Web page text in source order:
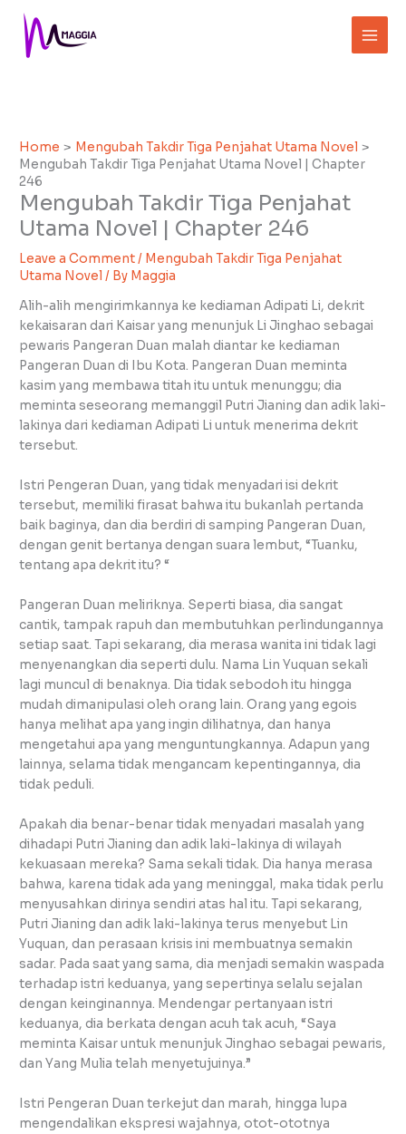
content
Home
Mengubah Takdir Tiga Penjahat Utama Novel
Mengubah Takdir Tiga Penjahat Utama Novel | Chapter
246
Mengubah Takdir Tiga Penjahat
Utama Novel | Chapter 246
Leave a Comment/ Mengubah Takdir Tiga Penjahat
Utama Novel / By Maggia
Alih-alih mengirimkannya ke kediaman Adipati Li, dekrit
kekaisaran dari Kaisar yang menunjuk Li Jinghao sebagai
pewaris Pangeran Duan malah diantar ke kediaman
Pangeran Duan di Ibu Kota. Pangeran Duan meminta
kasim yang membawa titah itu untuk menunggu; dia
meminta seseorang memanggil Putri Jianing dan adik laki-
lakinya dari kediaman Adipati Li untuk menerima dekrit
tersebut.
Istri Pengeran Duan, yang tidak menyadari isi dekrit
tersebut, memiliki firasat bahwa itu bukanlah pertanda
baik baginya, dan dia berdiri di samping Pangeran Duan,
dengan genit bertanya dengan suara lembut, “Tuanku,
tentang apa dekrit itu? “
Pangeran Duan meliriknya. Seperti biasa, dia sangat
cantik, tampak rapuh dan membutuhkan perlindungannya
setiap saat. Tapi sekarang, dia merasa wanita ini tidak lagi
menyenangkan dia seperti dulu. Nama Lin Yuquan sekali
lagi muncul di benaknya. Dia tidak sebodoh itu hingga
mudah dimanipulasi oleh orang lain. Orang yang egois
hanya melihat apa yang ingin dilihatnya, dan hanya
mengetahui apa yang menguntungkannya. Adapun yang
lainnya, selama tidak mengancam kepentingannya, dia
tidak peduli.
Apakah dia benar-benar tidak menyadari masalah yang
dihadapi Putri Jianing dan adik laki-lakinya di wilayah
kekuasaan mereka? Sama sekali tidak. Dia hanya merasa
bahwa, karena tidak ada yang meninggal, maka tidak perlu
menyusahkan dirinya sendiri atas hal itu. Tapi sekarang,
Putri Jianing dan adik laki-lakinya terus menyebut Lin
Yuquan, dan perasaan krisis ini membuatnya semakin
sadar. Pada saat yang sama, dia menjadi semakin waspada
terhadap istri keduanya, yang sepertinya selalu sejalan
dengan keinginannya. Mendengar pertanyaan istri
keduanya, dia berkata dengan acuh tak acuh, “Saya
meminta Kaisar untuk menunjuk Jinghao sebagai pewaris,
dan Yang Mulia telah menyetujuinya.”
Istri Pengeran Duan terkejut dan marah, hingga lupa
mengendalikan ekspresi wajahnya, otot-ototnya